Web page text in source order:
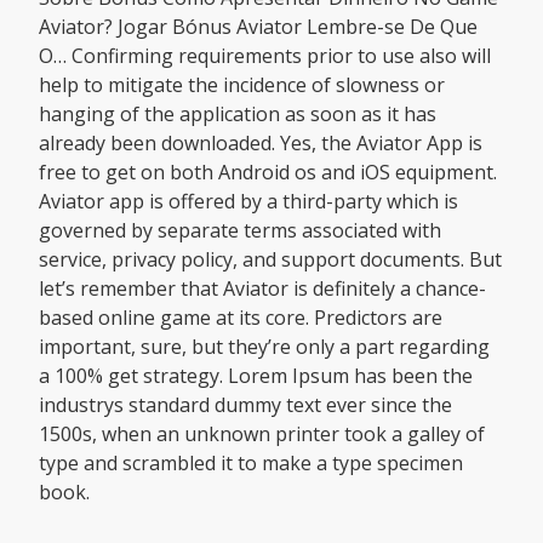
Aviator? Jogar Bónus Aviator Lembre-se De Que
O… Confirming requirements prior to use also will
help to mitigate the incidence of slowness or
hanging of the application as soon as it has
already been downloaded. Yes, the Aviator App is
free to get on both Android os and iOS equipment.
Aviator app is offered by a third-party which is
governed by separate terms associated with
service, privacy policy, and support documents. But
let’s remember that Aviator is definitely a chance-
based online game at its core. Predictors are
important, sure, but they’re only a part regarding
a 100% get strategy. Lorem Ipsum has been the
industrys standard dummy text ever since the
1500s, when an unknown printer took a galley of
type and scrambled it to make a type specimen
book.